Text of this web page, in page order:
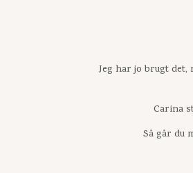
Jeg har jo brugt det,
Carina
Så går du